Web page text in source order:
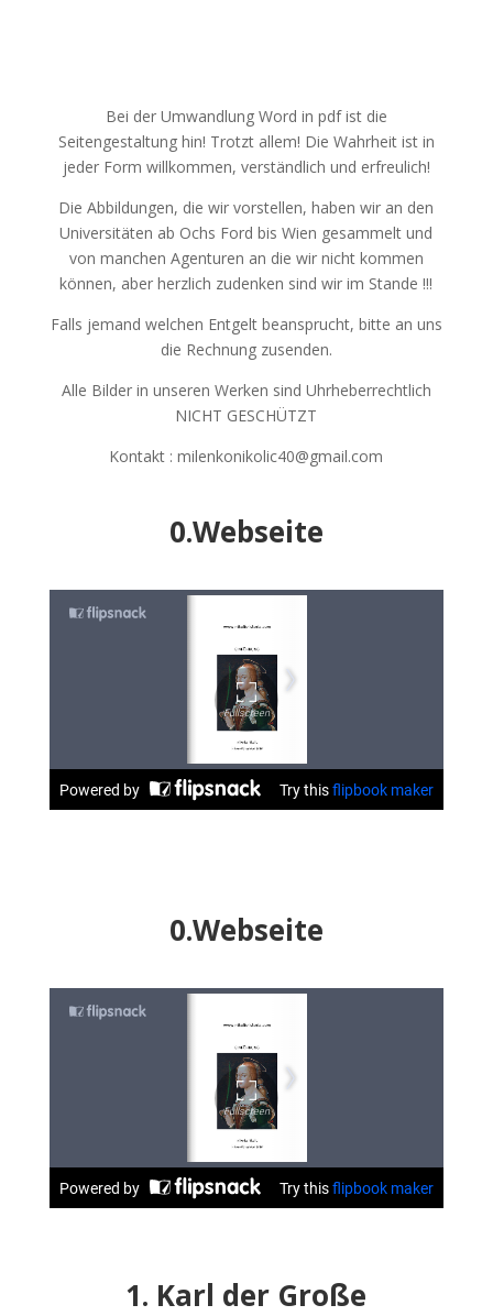
Bei der Umwandlung Word in pdf ist die
Seitengestaltung hin! Trotzt allem! Die Wahrheit ist in
jeder Form willkommen, verständlich und erfreulich!
Die Abbildungen, die wir vorstellen, haben wir an den
Universitäten ab Ochs Ford bis Wien gesammelt und
von manchen Agenturen an die wir nicht kommen
können, aber herzlich zudenken sind wir im Stande !!!
Falls jemand welchen Entgelt beansprucht, bitte an uns
die Rechnung zusenden.
Alle Bilder in unseren Werken sind Uhrheberrechtlich
NICHT GESCHÜTZT
Kontakt : milenkonikolic40@gmail.com
0.Webseite
0.Webseite
1. Karl der Große